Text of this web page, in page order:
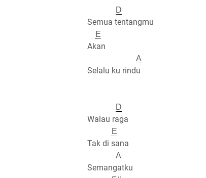
D
Semua tentangmu
E
Akan
A
Selalu ku rindu
D
Walau raga
E
Tak di sana
A
Semangatku